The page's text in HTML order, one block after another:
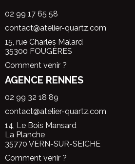
02 99 17 65 58
contact@atelier-quartz.com
15, rue Charles Malard
35300 FOUGÈRES
Comment venir ?
AGENCE RENNES
02 99 32 18 89
contact@atelier-quartz.com
14, Le Bois Mansard
La Planche
35770 VERN-SUR-SEICHE
Comment venir ?